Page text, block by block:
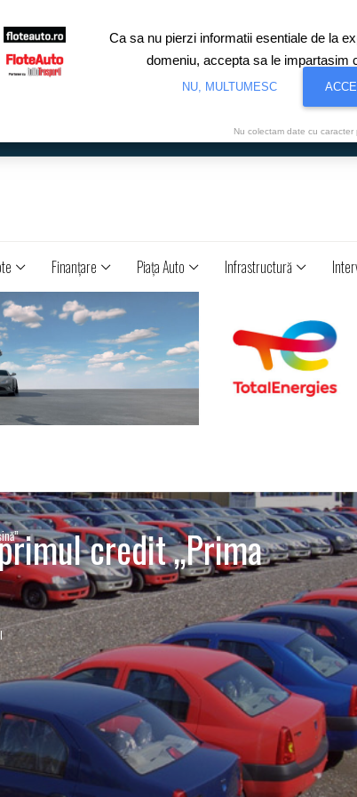
Finanţare Piaţa Auto Infrastructură
credit „Prima
Ca sa nu pierzi informatii esentiale de la
domeniu, accepta sa le impartasim
NU, MULTUMESC
Nu colectam date cu caracter